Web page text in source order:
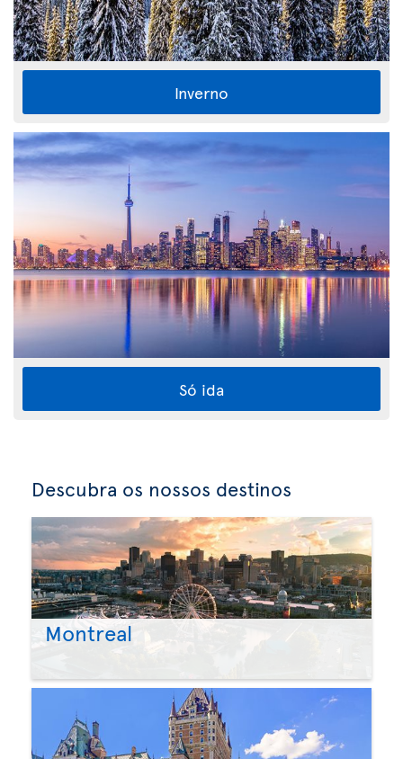
Inverno
Só ida
Descubra os nossos destinos
Montreal